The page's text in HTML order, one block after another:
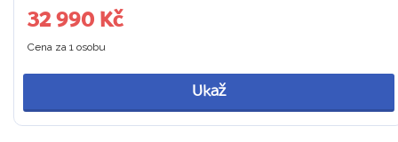
32 990 Kč
Cena za 1 osobu
Ukaž